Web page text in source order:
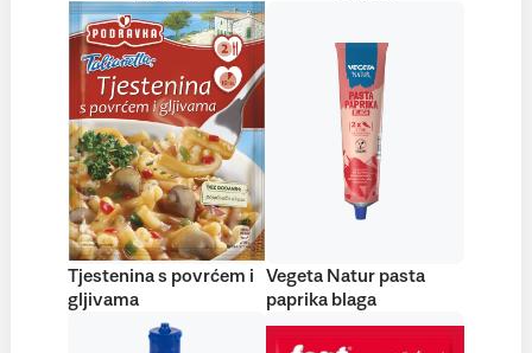
Tjestenina s povrćem i
gljivama
Vegeta Natur pasta
paprika blaga